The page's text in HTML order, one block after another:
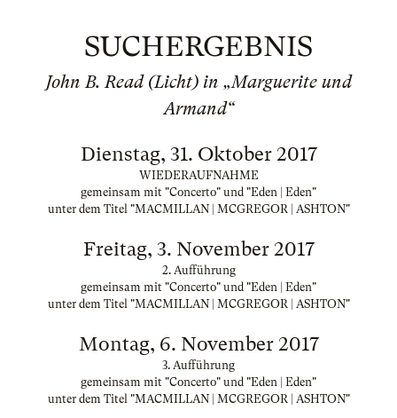
SUCHERGEBNIS
John B. Read (Licht) in „Marguerite und
Armand“
Dienstag, 31. Oktober 2017
WIEDERAUFNAHME
gemeinsam mit "Concerto" und "Eden | Eden"
unter dem Titel "MACMILLAN | MCGREGOR | ASHTON"
Freitag, 3. November 2017
2. Aufführung
gemeinsam mit "Concerto" und "Eden | Eden"
unter dem Titel "MACMILLAN | MCGREGOR | ASHTON"
Montag, 6. November 2017
3. Aufführung
gemeinsam mit "Concerto" und "Eden | Eden"
unter dem Titel "MACMILLAN | MCGREGOR | ASHTON"